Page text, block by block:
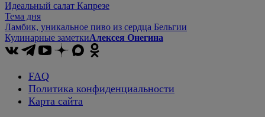
Идеальный салат Капрезе
Тема дня
Ламбик, уникальное пиво из сердца Бельгии
Кулинарные заметкиАлексея Онегина
FAQ
Политика конфиденциальности
Карта сайта